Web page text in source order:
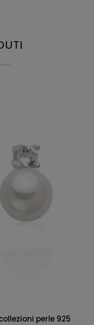
perle 925